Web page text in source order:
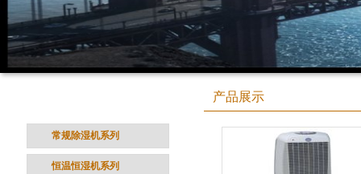
常规除湿机系列
恒温恒湿机系列
产品展示